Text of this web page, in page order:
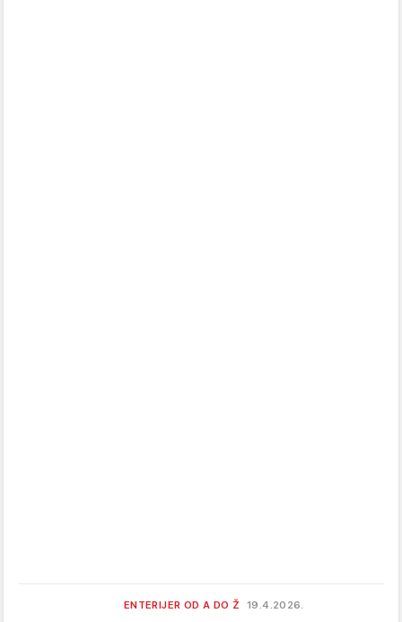
ENTERIJER OD A DO Ž 19.4.2026.